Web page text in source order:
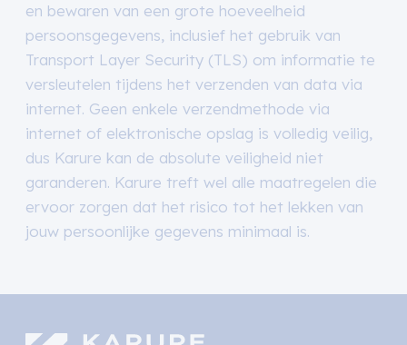
en bewaren van een grote hoeveelheid
persoonsgegevens, inclusief het gebruik van
Transport Layer Security (TLS) om informatie te
versleutelen tijdens het verzenden van data via
internet. Geen enkele verzendmethode via
internet of elektronische opslag is volledig veilig,
dus Karure kan de absolute veiligheid niet
garanderen. Karure treft wel alle maatregelen die
ervoor zorgen dat het risico tot het lekken van
jouw persoonlijke gegevens minimaal is.